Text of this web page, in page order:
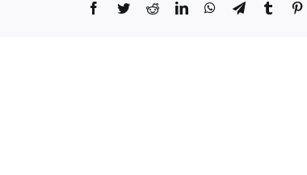
Facebook
TwitterRedditLinkedInWhatsApp
TelegramTumblr